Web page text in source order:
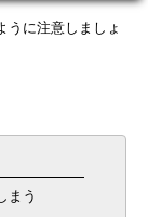
うに注意しましょ
まう